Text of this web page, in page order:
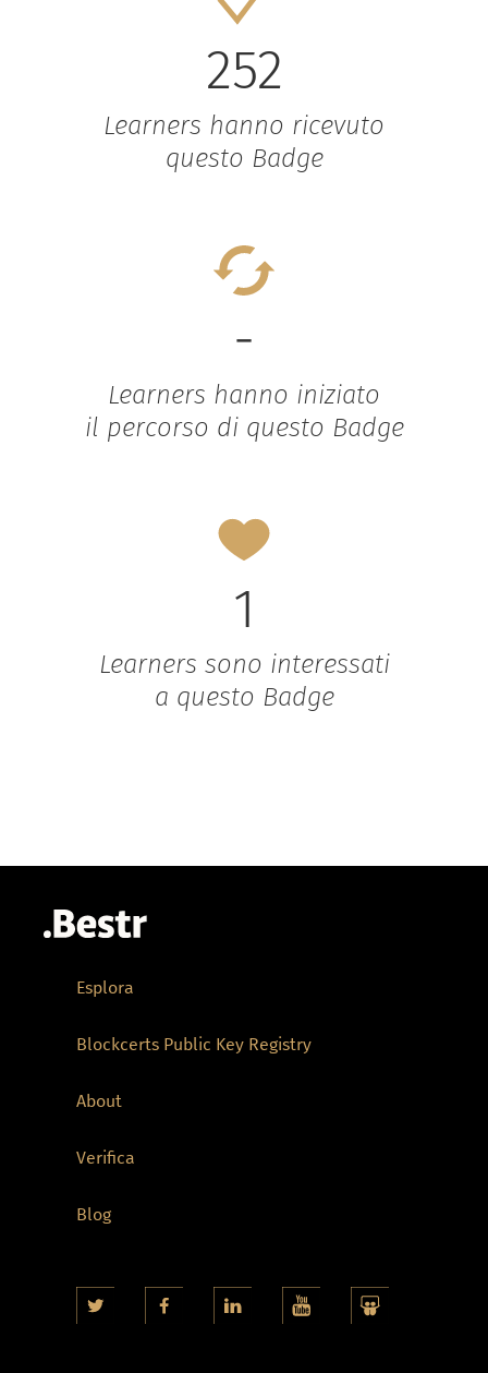
252
Learners hanno ricevuto
questo Badge
-
Learners hanno iniziato
il percorso di questo Badge
1
Learners sono interessati
a questo Badge
Esplora
Blockcerts Public Key Registry
About
Verifica
Blog